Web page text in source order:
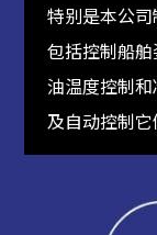
特别是本公司
包括控制船
油温度控制
及自动控制它